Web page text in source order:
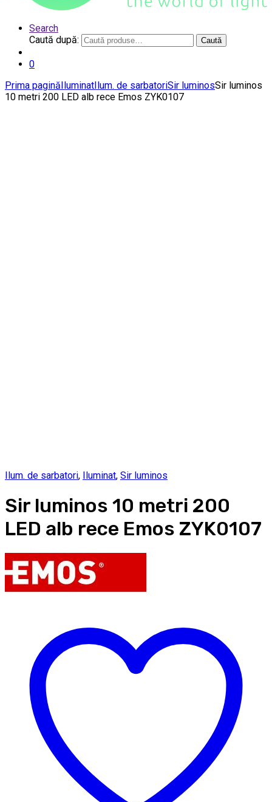
Search
Caută după:
Caută
0
Prima paginăIluminatIlum. de sarbatoriSir luminosSir luminos
10 metri 200 LED alb rece Emos ZYK0107
Ilum. de sarbatori, Iluminat, Sir luminos
Sir luminos 10 metri 200
LED alb rece Emos ZYK0107